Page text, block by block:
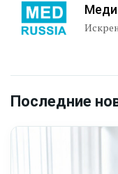
Последние